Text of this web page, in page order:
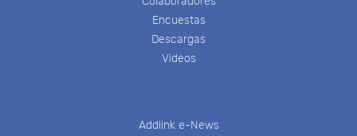
Encuestas
Descargas
Videos
Addlink e-News